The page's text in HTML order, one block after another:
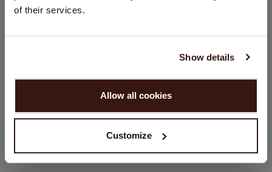
of their services.
Show details
Allow all cookies
Customize
100% Bio-Kaschmir (GOTS-zertifiziert)
WEITER